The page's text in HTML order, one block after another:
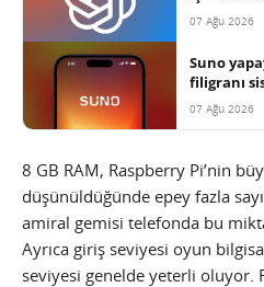
07 Ağu 2026
Suno
filigranı
07 Ağu 2026
8 GB RAM, Raspberry Pi’nin
düşünüldüğünde epey fazla
amiral gemisi telefonda bu
Ayrıca giriş seviyesi oyun
seviyesi genelde yeterli oluyor.